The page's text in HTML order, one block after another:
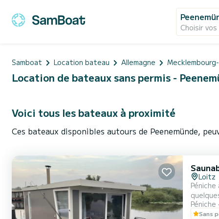
Choisir
Samboat Location bateau Allemagne
Location de bateaux sans permis -
Voici tous les bateaux à proximité
Ces bateaux disponibles autours de Peenemünde,
Loitz
Péniche
Sans